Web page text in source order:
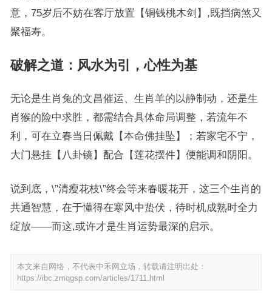
意，75岁后不妨在客厅放置【铜钱桃木剑】,既挡病煞又
聚福寿。
破解之道：风水为引，心性为基
无论是生肖兔的文昌催运、生肖羊的以静制动，还是生
肖猴的险中求胜，都需结合具体命局调整，若流年不
利，可在立春当日佩戴【本命佛挂坠】；若家宅不宁，
大门悬挂【八卦镜】配合【莲花摆件】便能调和阴阳。
说到底，\”清瘦花枝\”终会等来春暖花开，这三个生肖的
共通智慧，在于懂得在寒风中蛰伏，待时机成熟时全力
绽放——而这,或许才是生肖运势最深的启示。
本文来自网络，不代表中禾网立场，转载请注明出处：
https://ibc.zmqgsp.com/articles/1711.html